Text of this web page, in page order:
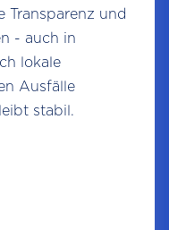
Transparenz und
- auch in
lokale
Ausfälle
stabil.